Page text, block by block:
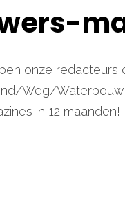
onze
Weg/
in 12 maanden!